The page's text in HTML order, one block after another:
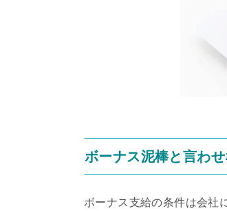
ボーナス泥棒と言わ
ボーナス支給の条件は会社